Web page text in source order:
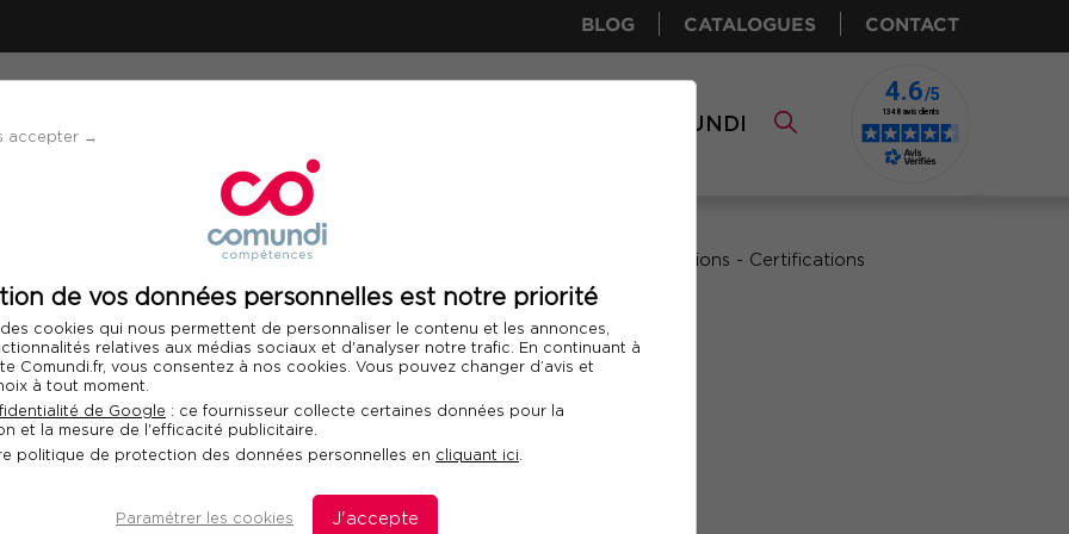
accepter →
de vos données personnelles est notre priorité
cookies qui nous permettent de personnaliser le contenu et les annonces,
relatives aux médias sociaux et d'analyser notre trafic. En continuant à
Comundi.fr, vous consentez à nos cookies. Vous pouvez changer d’avis et
à tout moment.
de Google : ce fournisseur collecte certaines données pour la
et la mesure de l'efficacité publicitaire.
politique de protection des données personnelles en cliquant ici.
Paramétrer les cookies J'accepte
BLOG CATALOGUES CONTACT
COMUNDI
reconnaissance et
d’emploi, Comundi vous propose
à une certification reconnuesur des
efficacité professionnelle,
métier (RH, formation, marketing
…).